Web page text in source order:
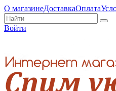
О магазинеДоставкаОплата
Войти